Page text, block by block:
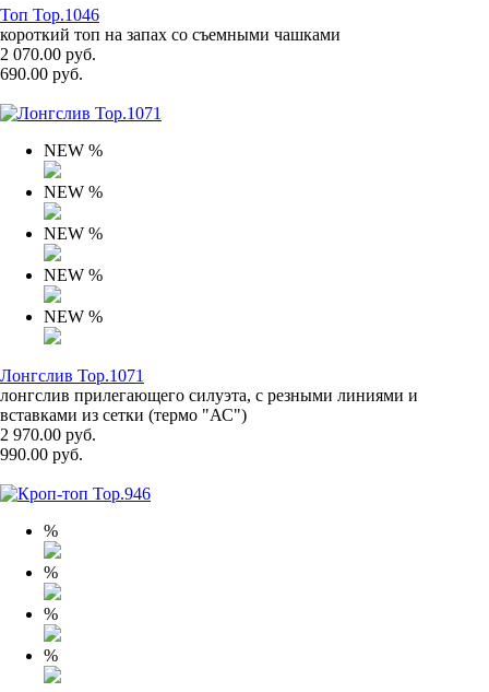
Топ Top.1046
короткий топ на запах со съемными чашками
2 070.00 руб.
690.00 руб.
NEW %
NEW %
NEW %
NEW %
NEW %
Лонгслив Top.1071
лонгслив прилегающего силуэта, с резными линиями и
вставками из сетки (термо "АС")
2 970.00 руб.
990.00 руб.
%
%
%
%